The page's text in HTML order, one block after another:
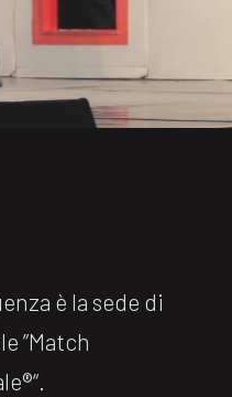
è la sede di
”Match